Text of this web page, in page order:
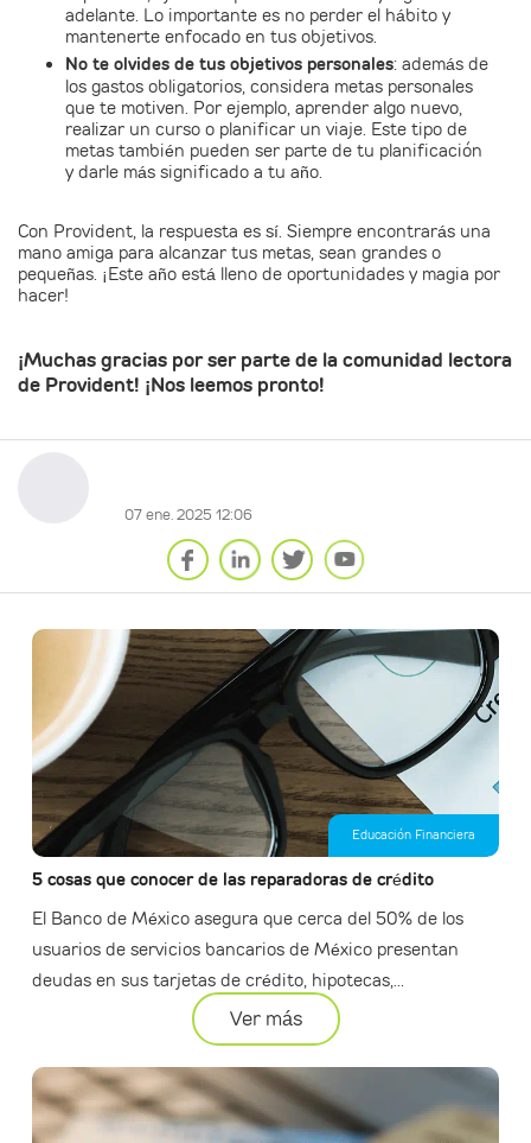
adelante. Lo importante es no perder el hábito y
mantenerte enfocado en tus objetivos.
No te olvides de tus objetivos personales: además de
los gastos obligatorios, considera metas personales
que te motiven. Por ejemplo, aprender algo nuevo,
realizar un curso o planificar un viaje. Este tipo de
metas también pueden ser parte de tu planificación
y darle más significado a tu año.
Con Provident, la respuesta es sí. Siempre encontrarás una
mano amiga para alcanzar tus metas, sean grandes o
pequeñas. ¡Este año está lleno de oportunidades y magia por
hacer!
¡Muchas gracias por ser parte de la comunidad lectora
de Provident! ¡Nos leemos pronto!
07 ene. 2025 12:06
Educación Financiera
5 cosas que conocer de las reparadoras de crédito
El Banco de México asegura que cerca del 50% de los
usuarios de servicios bancarios de México presentan
deudas en sus tarjetas de crédito, hipotecas,...
Ver más